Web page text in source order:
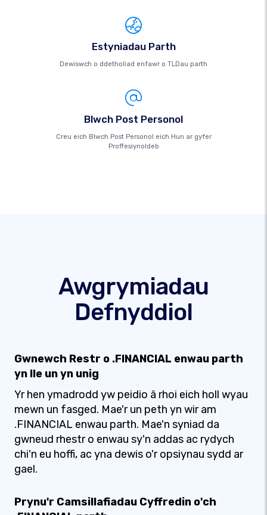
Estyniadau Parth
Dewiswch o ddetholiad enfawr o TLDau parth
Blwch Post Personol
Creu eich Blwch Post Personol eich Hun ar gyfer
Proffesiynoldeb
Awgrymiadau
Defnyddiol
Gwnewch Restr o .FINANCIAL enwau parth
yn lle un yn unig
Yr hen ymadrodd yw peidio â rhoi eich holl wyau
mewn un fasged. Mae'r un peth yn wir am
.FINANCIAL enwau parth. Mae'n syniad da
gwneud rhestr o enwau sy'n addas ac rydych
chi'n eu hoffi, ac yna dewis o'r opsiynau sydd ar
gael.
Prynu'r Camsillafiadau Cyffredin o'ch